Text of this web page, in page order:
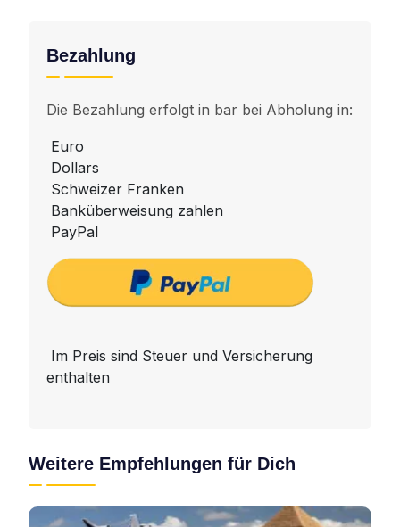
Bezahlung
Die Bezahlung erfolgt in bar bei Abholung in:
Euro
Dollars
Schweizer Franken
Banküberweisung zahlen
PayPal
Im Preis sind Steuer und Versicherung
enthalten
Weitere Empfehlungen für Dich